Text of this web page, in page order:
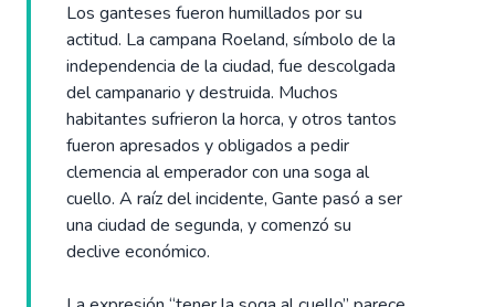
Los ganteses fueron humillados por su
actitud. La campana Roeland, símbolo de la
independencia de la ciudad, fue descolgada
del campanario y destruida. Muchos
habitantes sufrieron la horca, y otros tantos
fueron apresados y obligados a pedir
clemencia al emperador con una soga al
cuello. A raíz del incidente, Gante pasó a ser
una ciudad de segunda, y comenzó su
declive económico.